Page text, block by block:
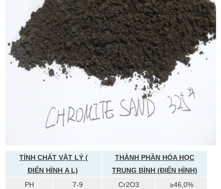
TÍNH CHẤT VẬT LÝ (
ĐIỂN HÌNH A L)
THÀNH PHẦN HÓA HỌC
TRUNG BÌNH (ĐIỂN HÌNH)
PH
7-9 Cr2O3
≥46,0%